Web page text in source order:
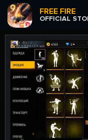
FREE FIRE
OFFICIAL